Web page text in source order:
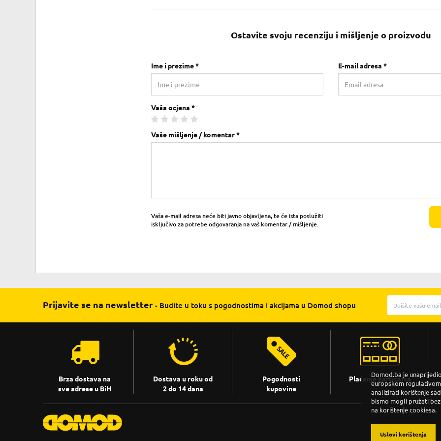
Ostavite svoju recenziju i mišljenje o proizvodu
Ime i prezime * E-mail adresa *
Vaša ocjena *
Vaše mišljenje / komentar *
Vaša e-mail adresa neće biti javno objavljena, te će ista poslužiti
isključivo za potrebe odgovaranja na vaš komentar / mišljenje.
Prijavite se na newsletter - Budite u toku s pogodnostima i akcijama u Domod shopu
Brza dostava na
sve adrese u BiH
Dostava u roku od
2 do 14 dana
Pogodnosti
kupovine
Plaćanje karticama
Domod.ba je
europskom
analizirati korištenje
bismo mogli pružati
na korištenje cookiesa.
Uslovi korištenja